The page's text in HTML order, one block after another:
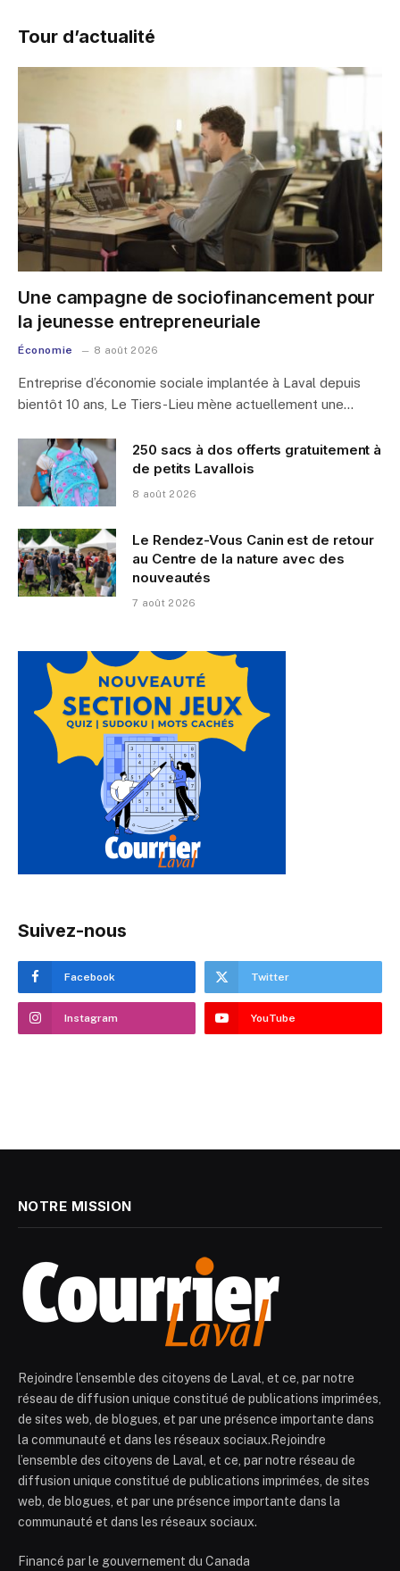
Tour d’actualité
Une campagne de sociofinancement pour
la jeunesse entrepreneuriale
Économie 8 août 2026
Entreprise d’économie sociale implantée à Laval depuis
bientôt 10 ans, Le Tiers-Lieu mène actuellement une…
250 sacs à dos offerts gratuitement à
de petits Lavallois
8 août 2026
Le Rendez-Vous Canin est de retour
au Centre de la nature avec des
nouveautés
7 août 2026
Suivez-nous
Facebook Twitter
Instagram YouTube
NOTRE MISSION
Rejoindre l’ensemble des citoyens de Laval, et ce, par notre
réseau de diffusion unique constitué de publications imprimées,
de sites web, de blogues, et par une présence importante dans
la communauté et dans les réseaux sociaux.Rejoindre
l’ensemble des citoyens de Laval, et ce, par notre réseau de
diffusion unique constitué de publications imprimées, de sites
web, de blogues, et par une présence importante dans la
communauté et dans les réseaux sociaux.
Financé par le gouvernement du Canada